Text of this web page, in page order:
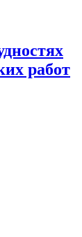
работ